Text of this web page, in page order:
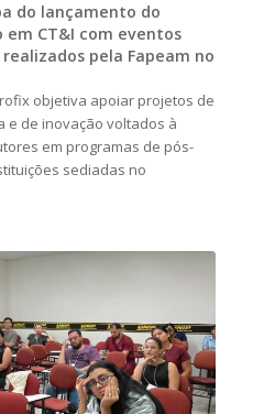
do lançamento do
em CT&I com eventos
pela Fapeam no
objetiva apoiar projetos de
e de inovação voltados à
em programas de pós-
sediadas no